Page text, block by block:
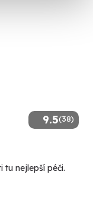
9.5(38)
nejlepší péči.